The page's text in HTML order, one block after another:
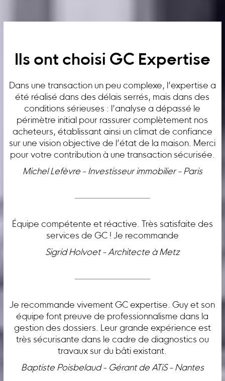
Ils ont choisi GC Expertise
Dans une transaction un peu complexe, l’expertise a
été réalisé dans des délais serrés, mais dans des
conditions sérieuses : l’analyse a dépassé le
périmètre initial pour rassurer complètement nos
acheteurs, établissant ainsi un climat de confiance
sur une vision objective de l’état de la maison. Merci
pour votre contribution à une transaction sécurisée.
Michel Lefèvre - Investisseur immobilier - Paris
Équipe compétente et réactive. Très satisfaite des
services de GC ! Je recommande
Sigrid Holvoet - Architecte à Metz
Je recommande vivement GC expertise. Guy et son
équipe font preuve de professionnalisme dans la
gestion des dossiers. Leur grande expérience est
très sécurisante dans le cadre de diagnostics ou
travaux sur du bâti existant.
Baptiste Poisbelaud - Gérant de ATiS - Nantes